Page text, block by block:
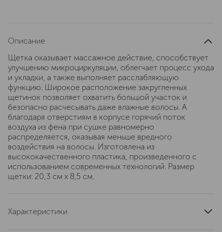
Описание
Щетка оказывает массажное действие, способствует
улучшению микроциркуляции, облегчает процесс ухода
и укладки, а также выполняет расслабляющую
функцию. Широкое расположение закругленных
щетинок позволяет охватить большой участок и
безопасно расчесывать даже влажные волосы. А
благодаря отверстиям в корпусе горячий поток
воздуха из фена при сушке равномерно
распределяется, оказывая меньше вредного
воздействия на волосы. Изготовлена из
высококачественного пластика, произведенного с
использованием современных технологий. Размер
щетки: 20,3 см x 8,5 см.
Характеристики